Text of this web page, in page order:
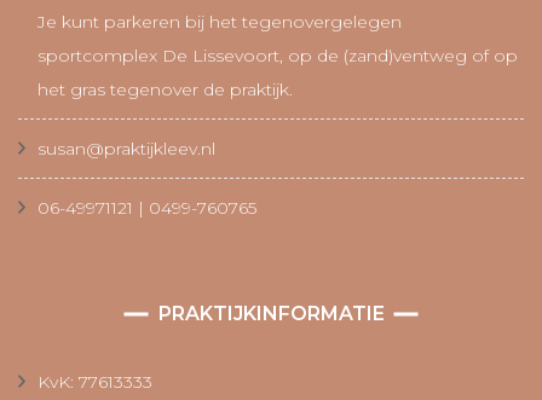
Je kunt parkeren bij het tegenovergelegen
sportcomplex De Lissevoort, op de (zand)ventweg of op
het gras tegenover de praktijk.
susan@praktijkleev.nl
06-49971121 | 0499-760765
PRAKTIJKINFORMATIE
KvK: 77613333